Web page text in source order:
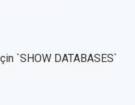
`SHOW DATABASES`